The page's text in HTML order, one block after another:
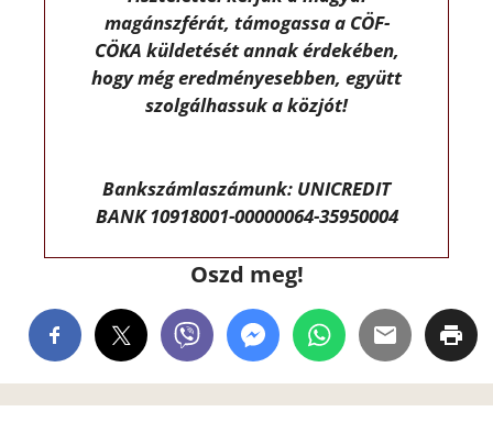
magánszférát, támogassa a CÖF-
CÖKA küldetését annak érdekében,
hogy még eredményesebben, együtt
szolgálhassuk a közjót!
Bankszámlaszámunk: UNICREDIT
BANK 10918001-00000064-35950004
Oszd meg!